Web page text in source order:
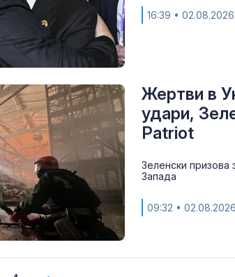
16:39 • 02.08.2026
Жертви в
удари,
Patriot
Зеленски призова
Запада
09:32 • 02.08.2026